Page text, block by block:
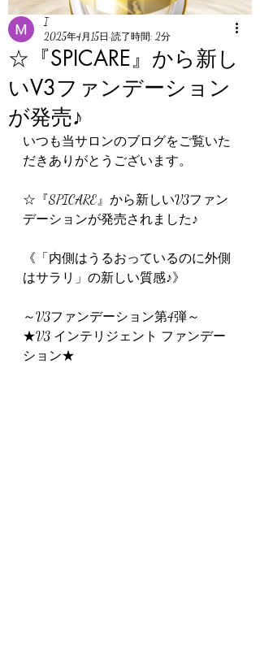
☆『SPICARE』から新し
いV3ファンデーション
が発売♪
I
2025年4月15日 読了時間: 2分
いつも当サロンのブログをご覧いた
だきありがとうございます。
☆『SPICARE』から新しいV3ファン
デーションが発売されました♪
《「内側はうるおっているのに外側
はサラリ」の新しい質感♪》
～V3ファンデーション第4弾～
★V3 インテリジェント ファンデー
ション★